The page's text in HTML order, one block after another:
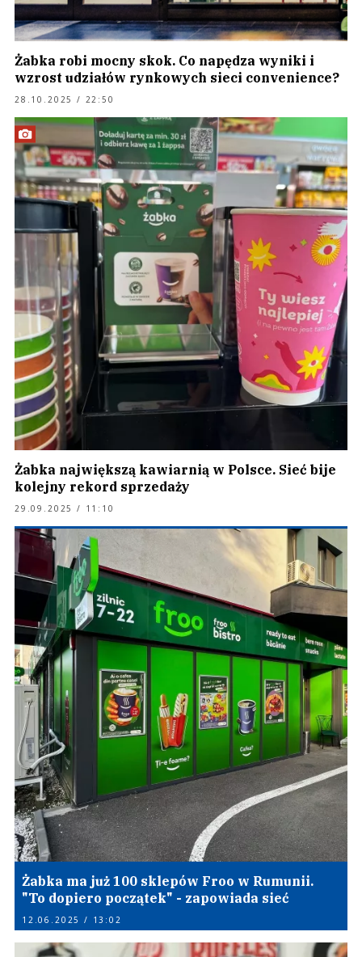
Żabka robi mocny skok. Co napędza wyniki i
wzrost udziałów rynkowych sieci convenience?
28.10.2025 / 22:50
Żabka największą kawiarnią w Polsce. Sieć bije
kolejny rekord sprzedaży
29.09.2025 / 11:10
Żabka ma już 100 sklepów Froo w Rumunii.
"To dopiero początek" - zapowiada sieć
12.06.2025 / 13:02